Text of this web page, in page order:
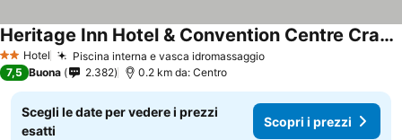
2 StelleHotel Piscina interna e vasca idromassaggio
Heritage Inn Hotel & Convention Centre Cranbrook
7,5 Buona 2.382 0.2 km da: Centro
Scegli le date per vedere i prezzi
esatti
Scopri i prezzi